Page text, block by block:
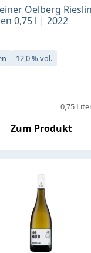
Oelberg
0,75 l | 2022
12,0 % vol.
0,75 Liter
Zum Produkt